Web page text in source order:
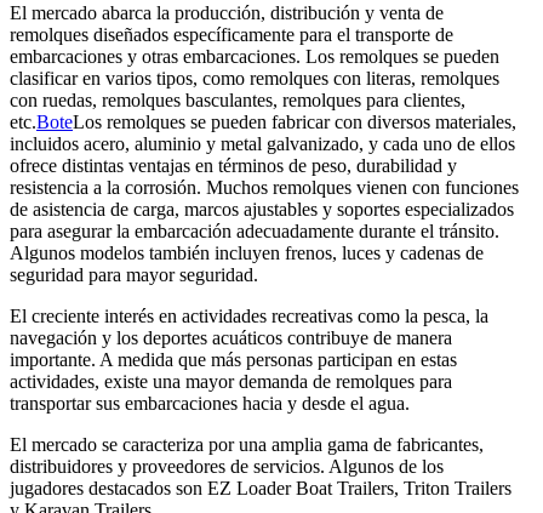
El mercado abarca la producción, distribución y venta de
remolques diseñados específicamente para el transporte de
embarcaciones y otras embarcaciones. Los remolques se pueden
clasificar en varios tipos, como remolques con literas, remolques
con ruedas, remolques basculantes, remolques para clientes,
etc.BoteLos remolques se pueden fabricar con diversos materiales,
incluidos acero, aluminio y metal galvanizado, y cada uno de ellos
ofrece distintas ventajas en términos de peso, durabilidad y
resistencia a la corrosión. Muchos remolques vienen con funciones
de asistencia de carga, marcos ajustables y soportes especializados
para asegurar la embarcación adecuadamente durante el tránsito.
Algunos modelos también incluyen frenos, luces y cadenas de
seguridad para mayor seguridad.
El creciente interés en actividades recreativas como la pesca, la
navegación y los deportes acuáticos contribuye de manera
importante. A medida que más personas participan en estas
actividades, existe una mayor demanda de remolques para
transportar sus embarcaciones hacia y desde el agua.
El mercado se caracteriza por una amplia gama de fabricantes,
distribuidores y proveedores de servicios. Algunos de los
jugadores destacados son EZ Loader Boat Trailers, Triton Trailers